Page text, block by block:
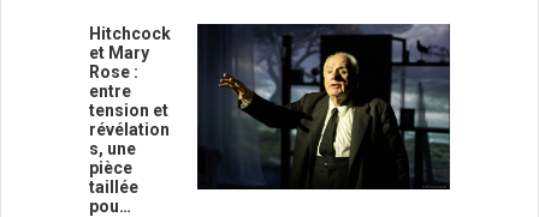
Hitchcock
et Mary
Rose :
entre
tension et
révélation
s, une
pièce
taillée
pou…